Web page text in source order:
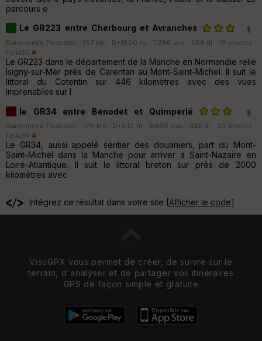
parcours e
Le GR223 entre Cherbourg et Avranches
Randonnée Pédestre · 257 km · D+1890 m · 11286 vus · 588 dl · 19 photos ·
Félix35
Le GR223 dans le département de la Manche en Normandie relie
Isigny-sur-Mer près de Carentan au Mont-Saint-Michel. Il suit le
littoral du Cotentin sur 446 kilomètres avec des vues
imprenables sur l
le GR34 entre Bénodet et Quimperlé
Randonnée Pédestre · 179 km · D+810 m · 8690 vus · 422 dl · 20 photos ·
Félix35
Le GR34, aussi appelé sentier des douaniers, part du Mont-
Saint-Michel dans la Manche pour arriver à Saint-Nazaire en
Loire-Atlantique. Il suit le littoral breton sur près de 2000
kilomètres avec
Intégrez ce résultat dans votre site [Afficher le code]
VisuGPX vous permet de créer, de suivre sur le
terrain, d'analyser et de partager vos itinéraires
GPS de façon simple et gratuite